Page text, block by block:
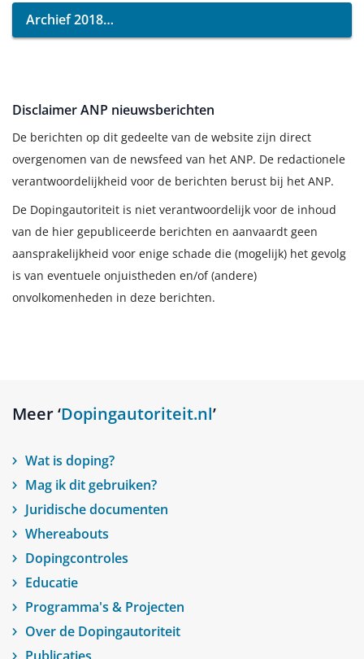
Archief 2018
Disclaimer ANP nieuwsberichten
De berichten op dit gedeelte van de website zijn direct
overgenomen van de newsfeed van het ANP. De redactionele
verantwoordelijkheid voor de berichten berust bij het ANP.
De Dopingautoriteit is niet verantwoordelijk voor de inhoud
van de hier gepubliceerde berichten en aanvaardt geen
aansprakelijkheid voor enige schade die (mogelijk) het gevolg
is van eventuele onjuistheden en/of (andere)
onvolkomenheden in deze berichten.
Meer ‘Dopingautoriteit.nl’
Wat is doping?
Mag ik dit gebruiken?
Juridische documenten
Whereabouts
Dopingcontroles
Educatie
Programma's & Projecten
Over de Dopingautoriteit